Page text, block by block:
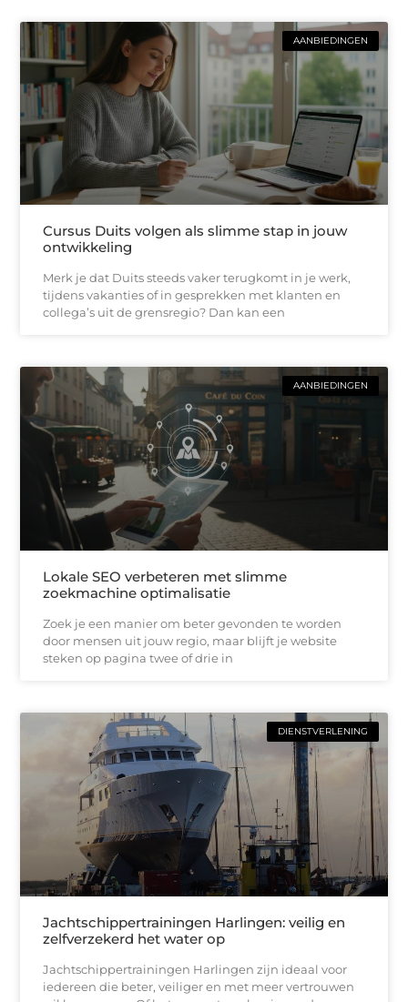
AANBIEDINGEN
Cursus Duits volgen als slimme stap in jouw
ontwikkeling
Merk je dat Duits steeds vaker terugkomt in je werk,
tijdens vakanties of in gesprekken met klanten en
collega’s uit de grensregio? Dan kan een
AANBIEDINGEN
Lokale SEO verbeteren met slimme
zoekmachine optimalisatie
Zoek je een manier om beter gevonden te worden
door mensen uit jouw regio, maar blijft je website
steken op pagina twee of drie in
DIENSTVERLENING
Jachtschippertrainingen Harlingen: veilig en
zelfverzekerd het water op
Jachtschippertrainingen Harlingen zijn ideaal voor
iedereen die beter, veiliger en met meer vertrouwen